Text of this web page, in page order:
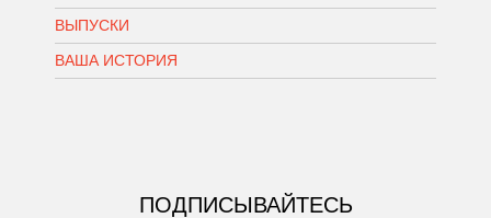
ВЫПУСКИ
ВАША ИСТОРИЯ
ПОДПИСЫВАЙТЕСЬ